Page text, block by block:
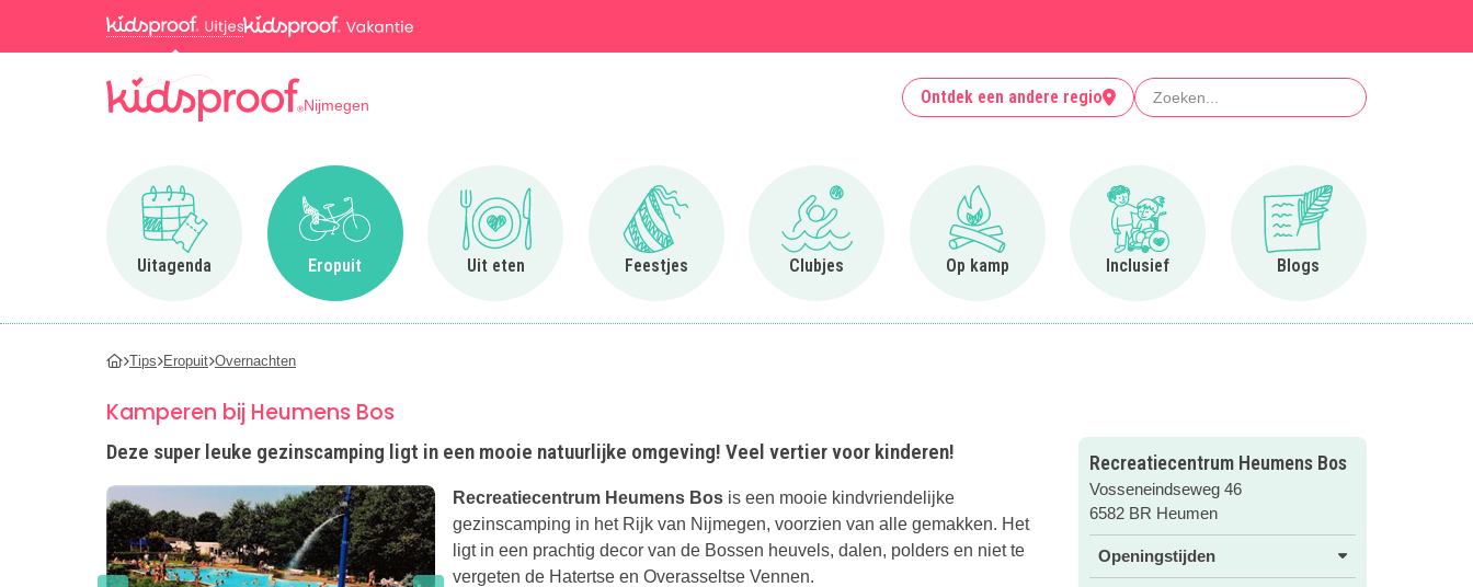
Nijmegen Ontdek een andere regio Zoeken
Uitagenda
Ga naar Uitagenda
Eropuit
Ga naar Eropuit
Uit eten
Ga naar Uit eten
Feestjes
Ga naar Feestjes
Clubjes
Ga naar Clubjes
Op kamp
Ga naar Op kamp
Inclusief
Ga naar Inclusief
Blogs
Ga naar Blogs
Tips Eropuit Overnachten
Kamperen bij Heumens Bos
Deze super leuke gezinscamping ligt in een mooie natuurlijke omgeving! Veel vertier voor kinderen!
Recreatiecentrum Heumens Bos is een mooie kindvriendelijke
gezinscamping in het Rijk van Nijmegen, voorzien van alle gemakken. Het
ligt in een prachtig decor van de Bossen heuvels, dalen, polders en niet te
vergeten de Hatertse en Overasseltse Vennen.
Recreatiecentrum Heumens Bos
Vosseneindseweg 46
6582 BR Heumen
Openingstijden